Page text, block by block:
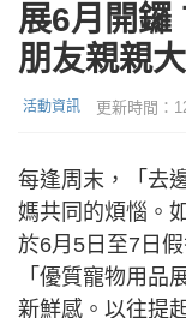
展6月開鑼
朋友親親
活動資訊 更新時間：
每逢周末，「去
媽共同的煩惱。
於6月5日至7日
「優質寵物用品
新鮮感。以往提